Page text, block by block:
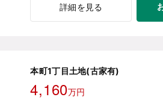
詳細を見る
本町1丁目土地(古家有)
4,160万円